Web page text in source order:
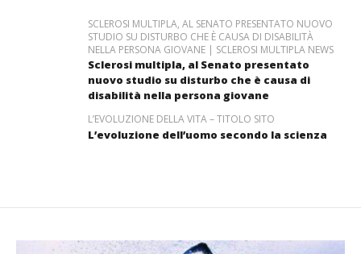
SCLEROSI MULTIPLA, AL SENATO PRESENTATO NUOVO
STUDIO SU DISTURBO CHE È CAUSA DI DISABILITÀ
NELLA PERSONA GIOVANE | SCLEROSI MULTIPLA NEWS
Sclerosi multipla, al Senato presentato
nuovo studio su disturbo che è causa di
disabilità nella persona giovane
L’EVOLUZIONE DELLA VITA – TITOLO SITO
L’evoluzione dell’uomo secondo la scienza